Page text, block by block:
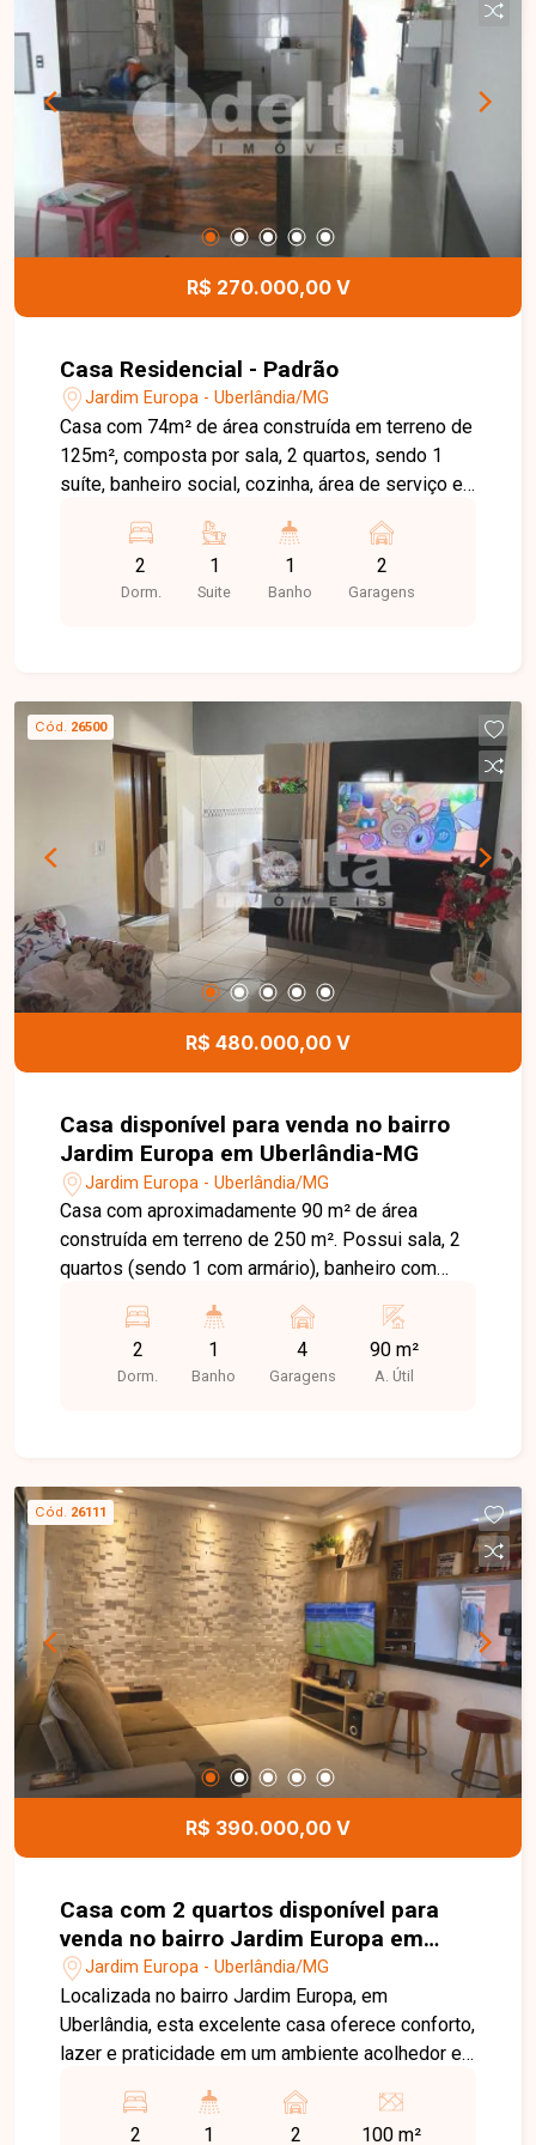
suítes, além de banheiro social com armário e
box. A cozinha é no estilo americana, equipada
com armários, proporcionando funcionalidade no
dia a dia. O imóvel dispõe ainda de área gourmet
com churrasqueira e jacuzzi, área de serviço e 2
vagas de garagem, oferecendo conforto e lazer
para toda a família. Uma excelente oportunidade
para quem busca um imóvel espaçoso,
confortável e pronto para morar. Entre em contato
para mais informações e agende uma visita para
conhecer esta casa disponível para locação e
R$ 270.000,00 V
Casa Residencial - Padrão
Jardim Europa - Uberlândia/MG
Casa com 74m² de área construída em terreno de
125m², composta por sala, 2 quartos, sendo 1
suíte, banheiro social, cozinha, área de serviço e
praticidade e conforto.
2
Dorm.
1
Suite
1
Banho
2
Garagens
Cód. 26500
R$ 480.000,00 V
Casa disponível para venda no bairro
Jardim Europa em Uberlândia-MG
Jardim Europa - Uberlândia/MG
Casa com aproximadamente 90 m² de área
construída em terreno de 250 m². Possui sala, 2
quartos (sendo 1 com armário), banheiro com
quintal e garagem coberta para 4 carros.
2
Dorm.
1
Banho
4
Garagens
90 m²
A. Útil
Cód. 26111
R$ 390.000,00 V
Casa com 2 quartos disponível para
venda no bairro Jardim Europa em
Uberlândia-MG
Jardim Europa - Uberlândia/MG
Localizada no bairro Jardim Europa, em
Uberlândia, esta excelente casa oferece conforto,
lazer e praticidade em um ambiente acolhedor e
a comércios, serviços e diversas conveniências,
sendo uma ótima opção para quem busca
2 1 2 100 m²